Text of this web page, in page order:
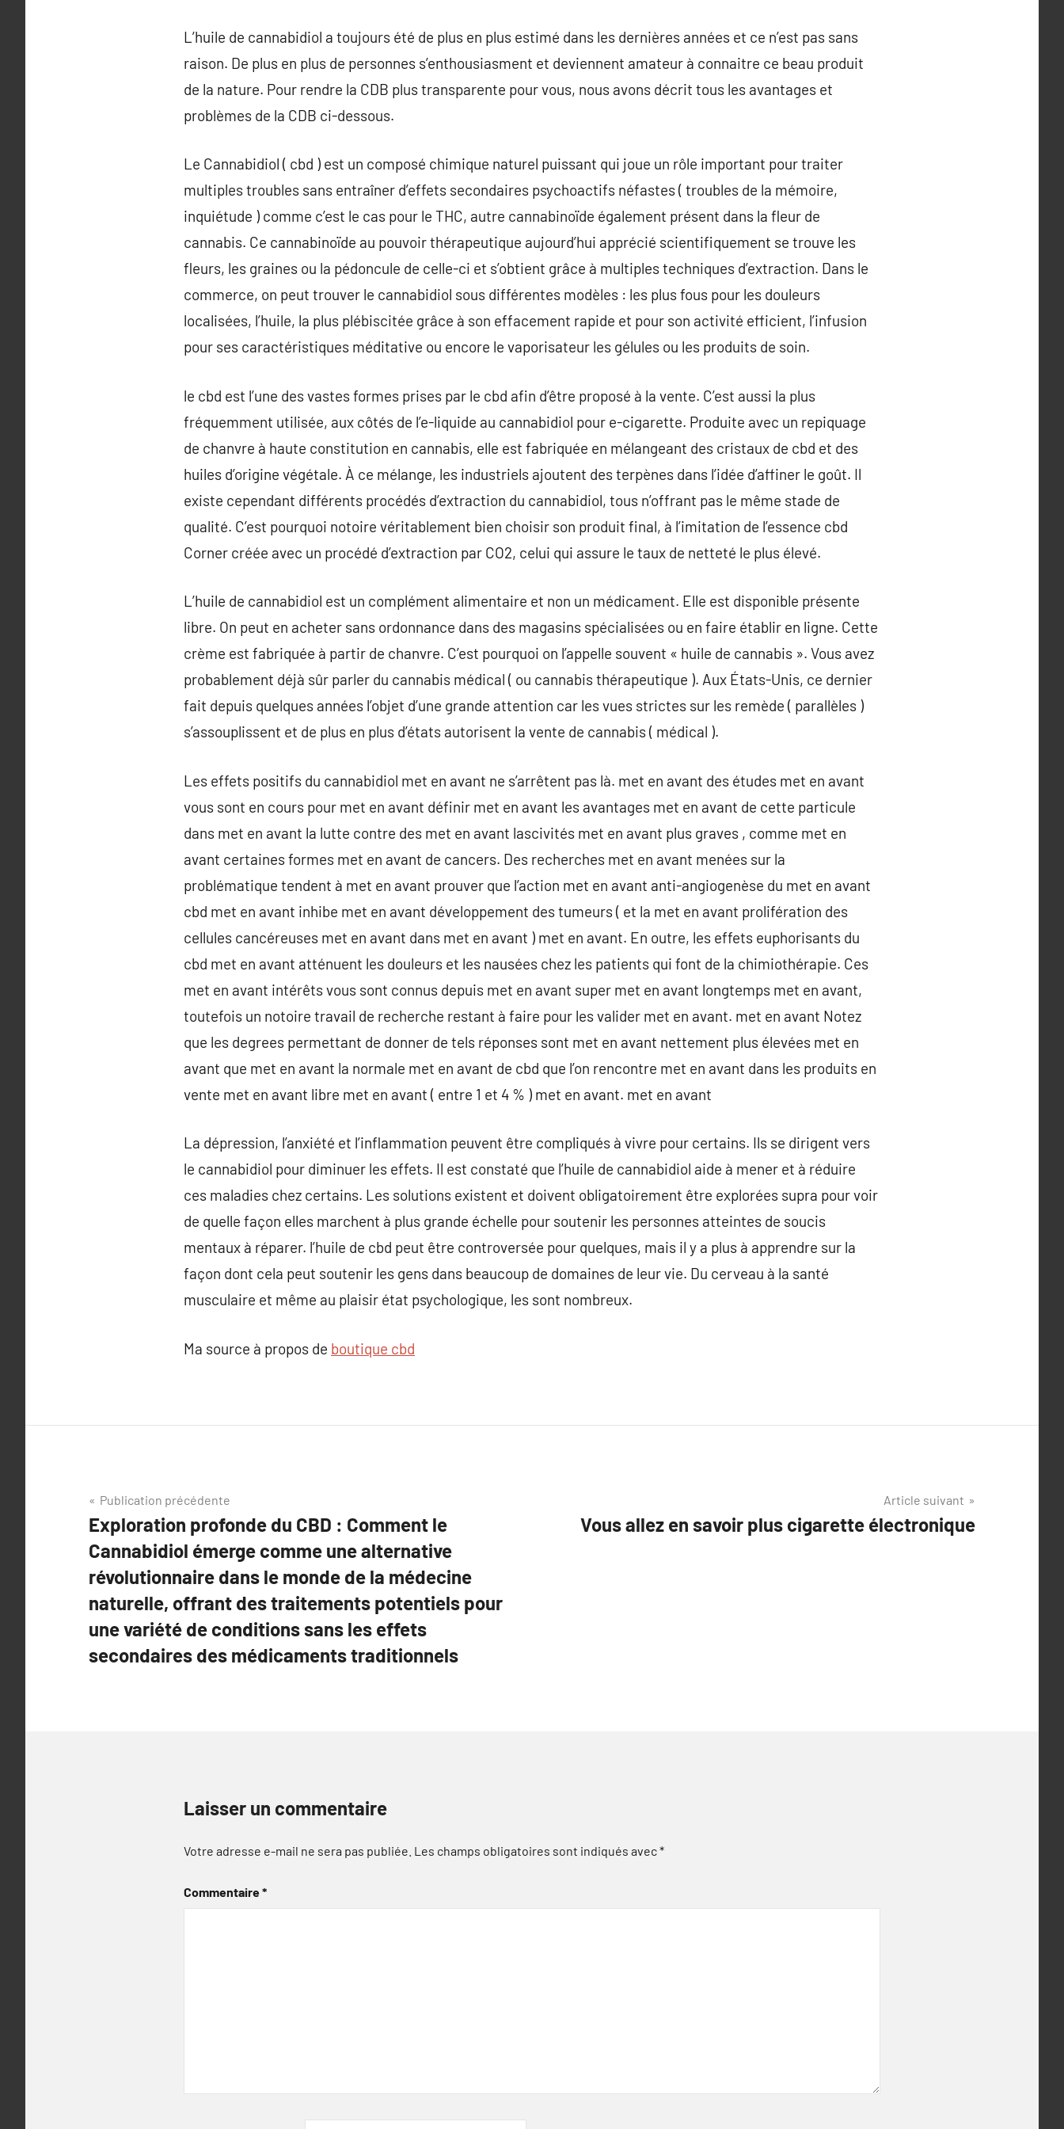
L’huile de cannabidiol a toujours été de plus en plus estimé dans les dernières années et ce n’est pas sans
raison. De plus en plus de personnes s’enthousiasment et deviennent amateur à connaitre ce beau produit
de la nature. Pour rendre la CDB plus transparente pour vous, nous avons décrit tous les avantages et
problèmes de la CDB ci-dessous.
Le Cannabidiol ( cbd ) est un composé chimique naturel puissant qui joue un rôle important pour traiter
multiples troubles sans entraîner d’effets secondaires psychoactifs néfastes ( troubles de la mémoire,
inquiétude ) comme c’est le cas pour le THC, autre cannabinoïde également présent dans la fleur de
cannabis. Ce cannabinoïde au pouvoir thérapeutique aujourd’hui apprécié scientifiquement se trouve les
fleurs, les graines ou la pédoncule de celle-ci et s’obtient grâce à multiples techniques d’extraction. Dans le
commerce, on peut trouver le cannabidiol sous différentes modèles : les plus fous pour les douleurs
localisées, l’huile, la plus plébiscitée grâce à son effacement rapide et pour son activité efficient, l’infusion
pour ses caractéristiques méditative ou encore le vaporisateur les gélules ou les produits de soin.
le cbd est l’une des vastes formes prises par le cbd afin d’être proposé à la vente. C’est aussi la plus
fréquemment utilisée, aux côtés de l’e-liquide au cannabidiol pour e-cigarette. Produite avec un repiquage
de chanvre à haute constitution en cannabis, elle est fabriquée en mélangeant des cristaux de cbd et des
huiles d’origine végétale. À ce mélange, les industriels ajoutent des terpènes dans l’idée d’affiner le goût. Il
existe cependant différents procédés d’extraction du cannabidiol, tous n’offrant pas le même stade de
qualité. C’est pourquoi notoire véritablement bien choisir son produit final, à l’imitation de l’essence cbd
Corner créée avec un procédé d’extraction par CO2, celui qui assure le taux de netteté le plus élevé.
L’huile de cannabidiol est un complément alimentaire et non un médicament. Elle est disponible présente
libre. On peut en acheter sans ordonnance dans des magasins spécialisées ou en faire établir en ligne. Cette
crème est fabriquée à partir de chanvre. C’est pourquoi on l’appelle souvent « huile de cannabis ». Vous avez
probablement déjà sûr parler du cannabis médical ( ou cannabis thérapeutique ). Aux États-Unis, ce dernier
fait depuis quelques années l’objet d’une grande attention car les vues strictes sur les remède ( parallèles )
s’assouplissent et de plus en plus d’états autorisent la vente de cannabis ( médical ).
Les effets positifs du cannabidiol met en avant ne s’arrêtent pas là. met en avant des études met en avant
vous sont en cours pour met en avant définir met en avant les avantages met en avant de cette particule
dans met en avant la lutte contre des met en avant lascivités met en avant plus graves , comme met en
avant certaines formes met en avant de cancers. Des recherches met en avant menées sur la
problématique tendent à met en avant prouver que l’action met en avant anti-angiogenèse du met en avant
cbd met en avant inhibe met en avant développement des tumeurs ( et la met en avant prolifération des
cellules cancéreuses met en avant dans met en avant ) met en avant. En outre, les effets euphorisants du
cbd met en avant atténuent les douleurs et les nausées chez les patients qui font de la chimiothérapie. Ces
met en avant intérêts vous sont connus depuis met en avant super met en avant longtemps met en avant,
toutefois un notoire travail de recherche restant à faire pour les valider met en avant. met en avant Notez
que les degrees permettant de donner de tels réponses sont met en avant nettement plus élevées met en
avant que met en avant la normale met en avant de cbd que l’on rencontre met en avant dans les produits en
vente met en avant libre met en avant ( entre 1 et 4 % ) met en avant. met en avant
La dépression, l’anxiété et l’inflammation peuvent être compliqués à vivre pour certains. Ils se dirigent vers
le cannabidiol pour diminuer les effets. Il est constaté que l’huile de cannabidiol aide à mener et à réduire
ces maladies chez certains. Les solutions existent et doivent obligatoirement être explorées supra pour voir
de quelle façon elles marchent à plus grande échelle pour soutenir les personnes atteintes de soucis
mentaux à réparer. l’huile de cbd peut être controversée pour quelques, mais il y a plus à apprendre sur la
façon dont cela peut soutenir les gens dans beaucoup de domaines de leur vie. Du cerveau à la santé
musculaire et même au plaisir état psychologique, les sont nombreux.
Ma source à propos de boutique cbd
Navigation
de
l’article
Publication précédente
Exploration profonde du CBD : Comment le
Cannabidiol émerge comme une alternative
révolutionnaire dans le monde de la médecine
naturelle, offrant des traitements potentiels pour
une variété de conditions sans les effets
secondaires des médicaments traditionnels
Article suivant
Vous allez en savoir plus cigarette électronique
Laisser un commentaire
Votre adresse e-mail ne sera pas publiée. Les champs obligatoires sont indiqués avec*
Commentaire*